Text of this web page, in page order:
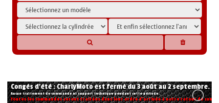
Congés d'été : CharlyMoto est fermé du 3 août au 2 septembre.
Aucun traitement de commande ni support technique pendant cette période.
Toutes les commandes seront traitées dans leur ordre d'arrivée à notre retour de